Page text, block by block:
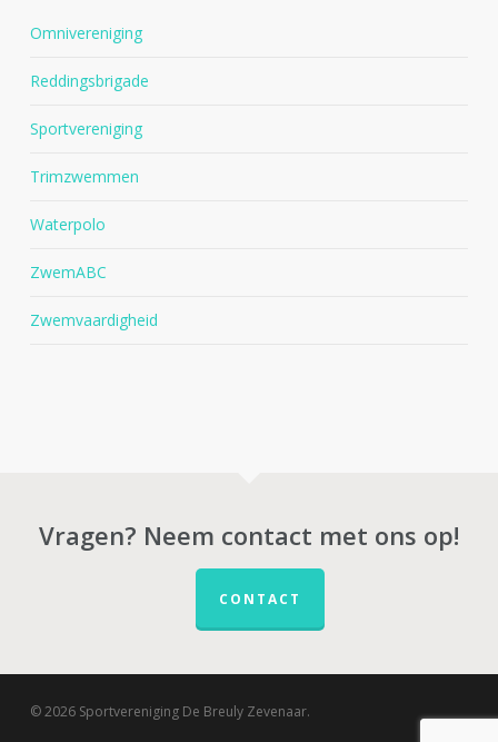
Omnivereniging
Reddingsbrigade
Sportvereniging
Trimzwemmen
Waterpolo
ZwemABC
Zwemvaardigheid
Vragen? Neem contact met ons op!
CONTACT
© 2026 Sportvereniging De Breuly Zevenaar.